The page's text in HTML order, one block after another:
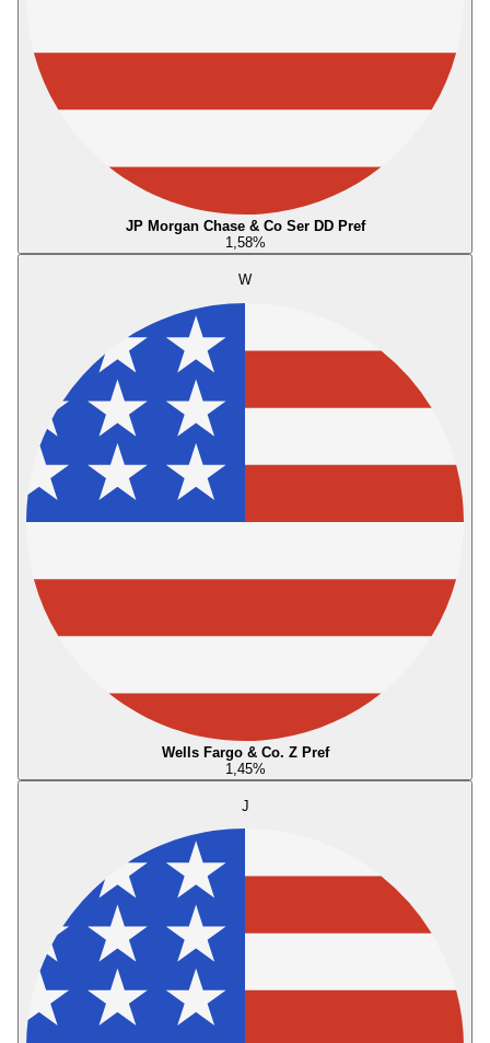
JP Morgan Chase & Co Ser DD Pref
1,58%
W
Wells Fargo & Co. Z Pref
1,45%
J